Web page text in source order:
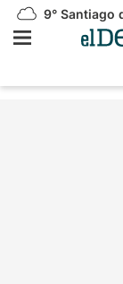
9° Santiago